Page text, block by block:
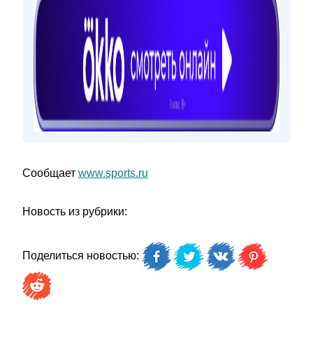
Сообщает www.sports.ru
Новость из рубрики:
Поделиться новостью: